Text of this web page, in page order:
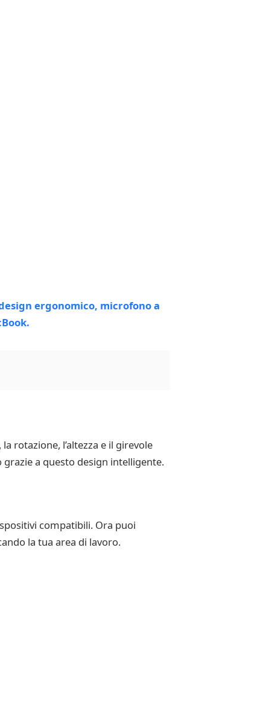
rotazione, l’altezza e il girevole
a questo design intelligente.
compatibili. Ora puoi
la tua area di lavoro.